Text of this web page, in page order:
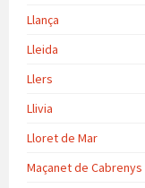
Llança
Lleida
Llers
Llivia
Lloret de Mar
Maçanet de Cabrenys